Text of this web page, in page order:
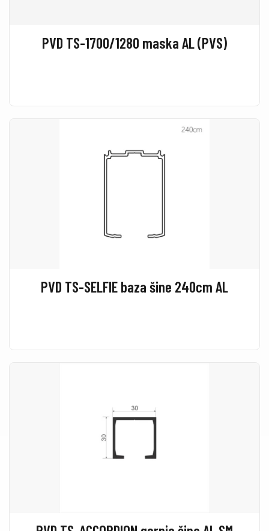
PVD TS-1700/1280 maska AL (PVS)
PVD TS-SELFIE baza šine 240cm AL